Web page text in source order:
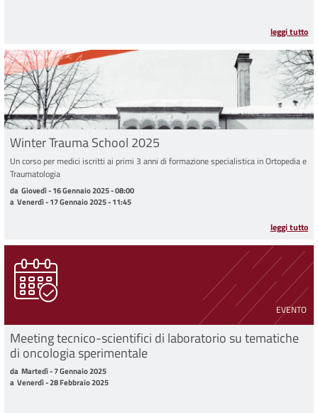
leggi tutto
Winter Trauma School 2025
Un corso per medici iscritti ai primi 3 anni di formazione specialistica in Ortopedia e
Traumatologia
da Giovedì - 16 Gennaio 2025 - 08:00 a Venerdì - 17 Gennaio 2025 - 11:45
da Giovedì - 16 Gennaio 2025 - 08:00
a Venerdì - 17 Gennaio 2025 - 11:45
leggi tutto
EVENTO
Meeting tecnico-scientifici di laboratorio su tematiche
di oncologia sperimentale
da Martedì - 7 Gennaio 2025 a Venerdì - 28 Febbraio 2025
da Martedì - 7 Gennaio 2025
a Venerdì - 28 Febbraio 2025